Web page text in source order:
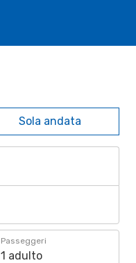
Sola andata
Passeggeri
1 adulto